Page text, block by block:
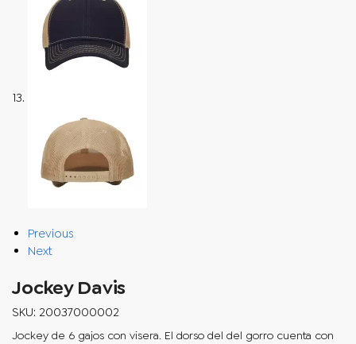
Previous
Next
Jockey Davis
SKU: 20037000002
Jockey de 6 gajos con visera. El dorso del del gorro cuenta con